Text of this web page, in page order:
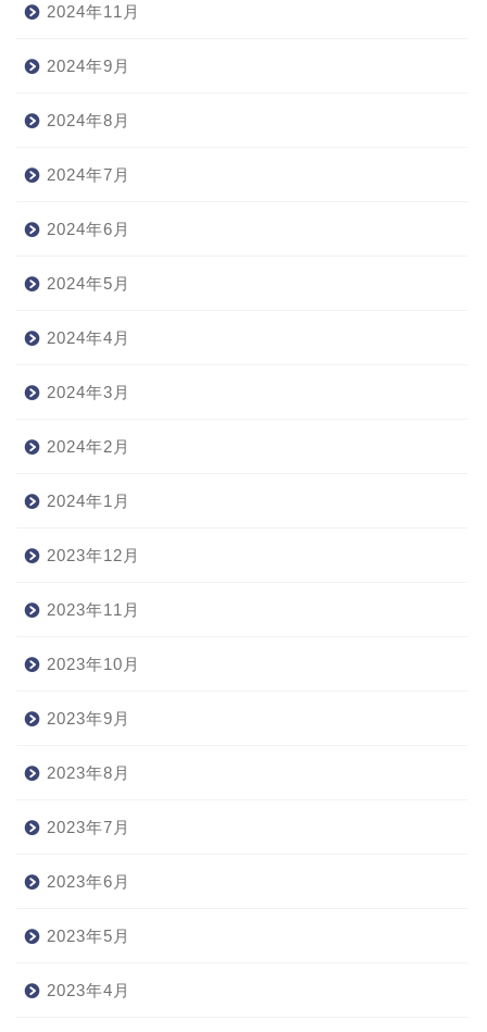
2024年11月
2024年9月
2024年8月
2024年7月
2024年6月
2024年5月
2024年4月
2024年3月
2024年2月
2024年1月
2023年12月
2023年11月
2023年10月
2023年9月
2023年8月
2023年7月
2023年6月
2023年5月
2023年4月